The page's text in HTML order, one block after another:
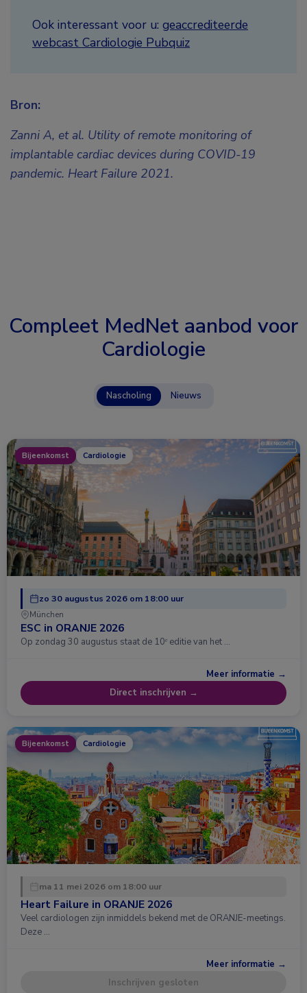
Ook interessant voor u: geaccrediteerde
webcast Cardiologie Pubquiz
Bron:
Zanni A, et al. Utility of remote monitoring of
implantable cardiac devices during COVID-19
pandemic. Heart Failure 2021.
Compleet MedNet aanbod voor
Cardiologie
Nascholing Nieuws
Bijeenkomst Cardiologie
zo 30 augustus 2026 om 18:00 uur
München
ESC in ORANJE 2026
Op zondag 30 augustus staat de 10ᵉ editie van het …
Meer informatie →
Direct inschrijven →
Bijeenkomst Cardiologie
ma 11 mei 2026 om 18:00 uur
Heart Failure in ORANJE 2026
Veel cardiologen zijn inmiddels bekend met de ORANJE-meetings.
Deze …
Meer informatie →
Inschrijven gesloten